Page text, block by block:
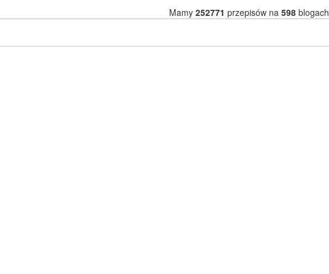
Mamy 252771 przepisów na 598